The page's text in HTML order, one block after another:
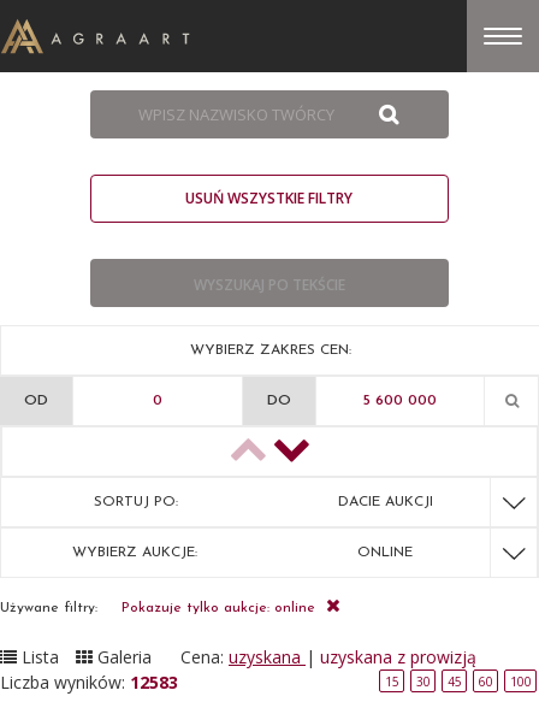
USUŃ WSZYSTKIE FILTRY
WYBIERZ ZAKRES CEN:
OD DO
SORTUJ PO: DACIE AUKCJI
WYBIERZ AUKCJE: ONLINE
Używane filtry: Pokazuje tylko aukcje: online
Lista Galeria Cena: uzyskana | uzyskana z prowizją
Liczba wyników: 12583 15 30 45 60 100